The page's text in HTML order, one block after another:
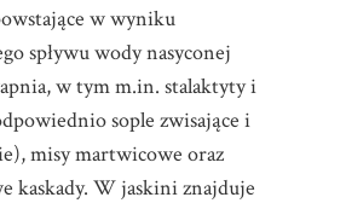
w wyniku
spływu wody nasyconej
w tym m.in. stalaktyty i
sople zwisające i
misy martwicowe oraz
kaskady. W jaskini znajduje